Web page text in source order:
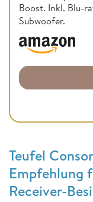
Boost. Inkl. Blu-
Subwoofer.
Teufel
Empfehlung
Receiver-